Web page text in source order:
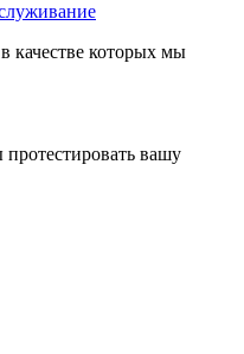
качестве которых мы
протестировать вашу